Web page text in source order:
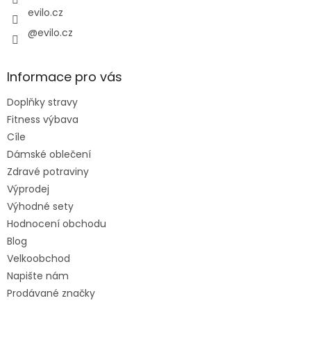
evilo.cz
@evilo.cz
Informace pro vás
Doplňky stravy
Fitness výbava
Cíle
Dámské oblečení
Zdravé potraviny
Výprodej
Výhodné sety
Hodnocení obchodu
Blog
Velkoobchod
Napište nám
Prodávané značky